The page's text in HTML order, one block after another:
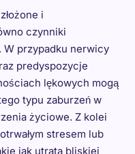
i
czynniki
przypadku nerwicy
predyspozycje
lękowych mogą
typu zaburzeń w
życiowe. Z kolei
stresem lub
jak utrata bliskiej